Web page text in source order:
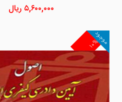
۵,۶۰۰,۰۰۰ ریال
۱۰%
موجود